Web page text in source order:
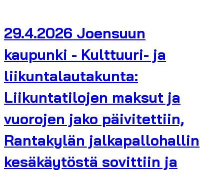
29.4.2026 Joensuun
kaupunki - Kulttuuri- ja
liikuntalautakunta:
Liikuntatilojen maksut ja
vuorojen jako päivitettiin,
Rantakylän jalkapallohallin
kesäkäytöstä sovittiin ja